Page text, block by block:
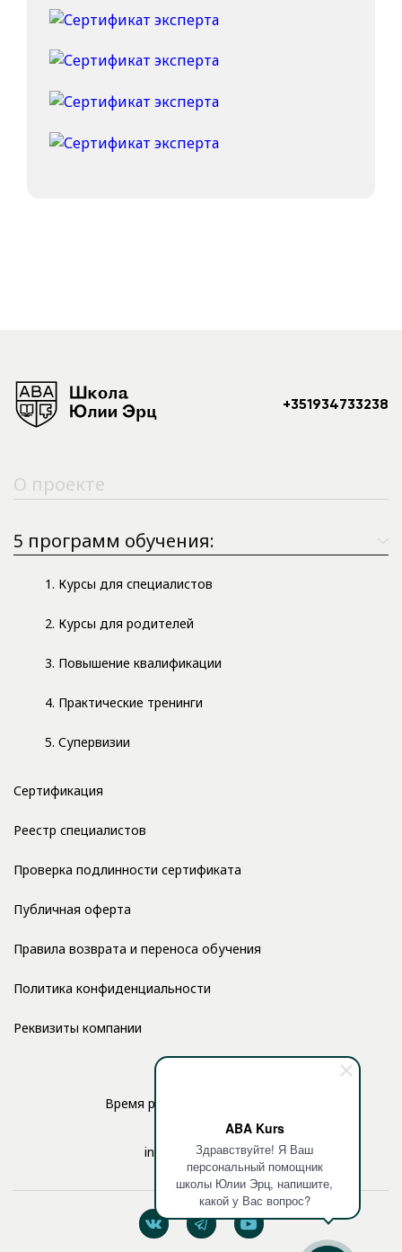
ABA Kurs
Здравствуйте! Я Ваш
персональный помощник
школы Юлии Эрц, напишите,
какой у Вас вопрос?
+351934733238
О проекте
5 программ обучения:
1. Курсы для специалистов
2. Курсы для родителей
3. Повышение квалификации
4. Практические тренинги
5. Супервизии
Сертификация
Реестр специалистов
Проверка подлинности сертификата
Публичная оферта
Правила возврата и переноса обучения
Политика конфиденциальности
Реквизиты компании
Время работы: с 10:00 до 17:00
info@aba-kurs.com